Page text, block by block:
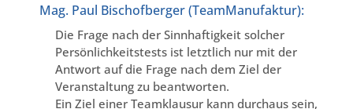
Mag. Paul Bischofberger (TeamManufaktur):
Die Frage nach der Sinnhaftigkeit solcher
Persönlichkeitstests ist letztlich nur mit der
Antwort auf die Frage nach dem Ziel der
Veranstaltung zu beantworten.
Ein Ziel einer Teamklausur kann durchaus sein,